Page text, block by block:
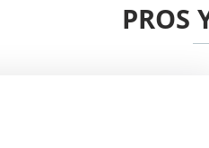
PROS